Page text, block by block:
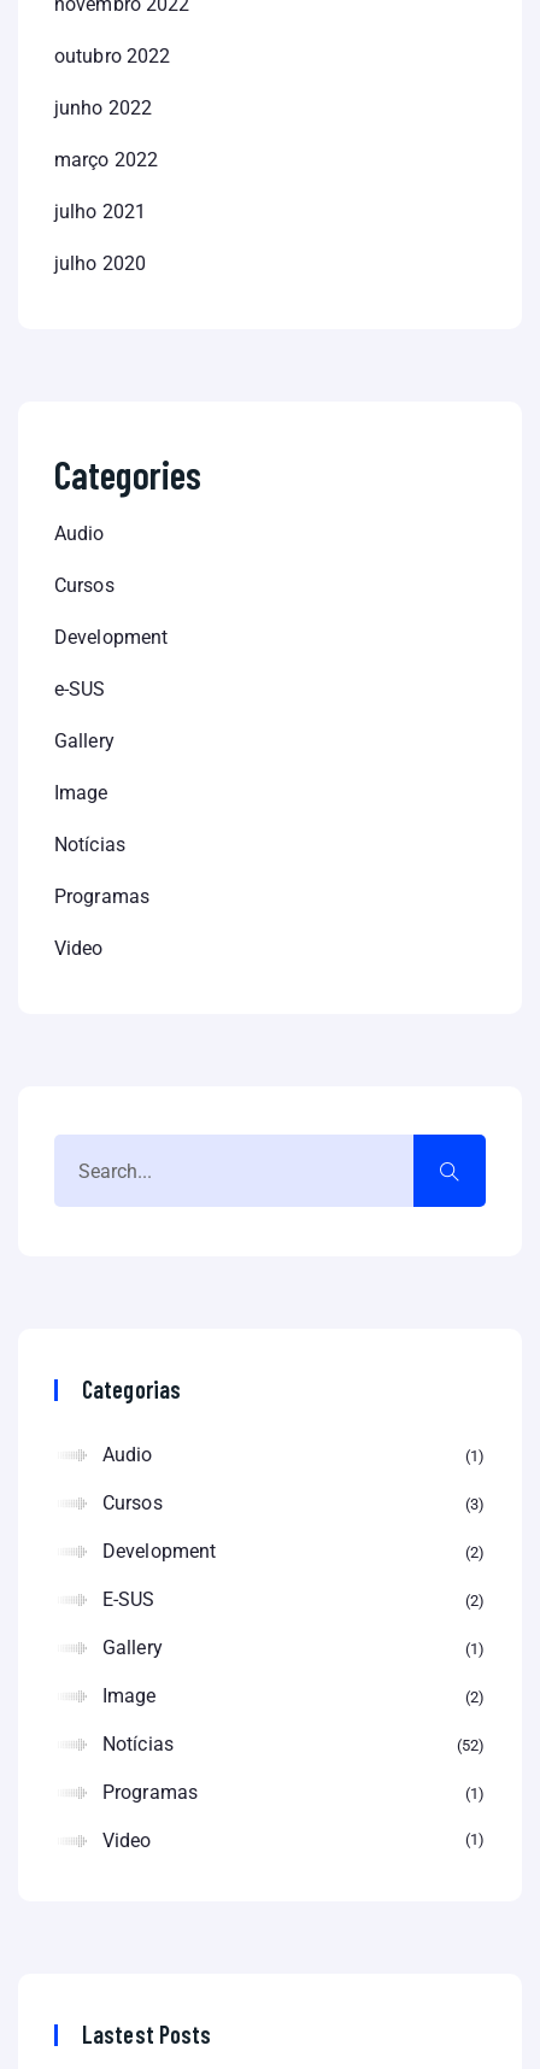
outubro 2022
junho 2022
março 2022
julho 2021
julho 2020
Categories
Audio
Cursos
Development
e-SUS
Gallery
Image
Notícias
Programas
Video
Categorias
Audio 1
Cursos 3
Development 2
E-SUS 2
Gallery 1
Image 2
Notícias 52
Programas 1
Video 1
Lastest Posts